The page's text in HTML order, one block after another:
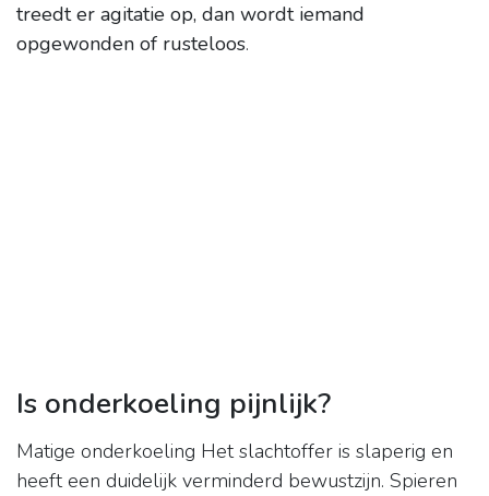
treedt er agitatie op, dan wordt iemand
opgewonden of rusteloos.
Is onderkoeling pijnlijk?
Matige onderkoeling Het slachtoffer is slaperig en
heeft een duidelijk verminderd bewustzijn. Spieren